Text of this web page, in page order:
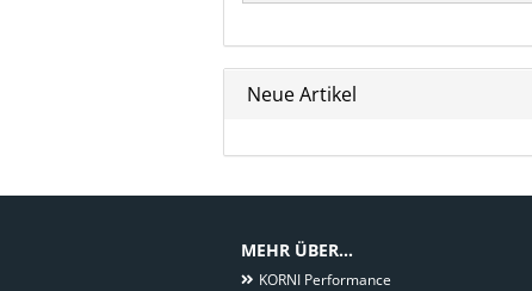
Neue Artikel
MEHR ÜBER...
KORNI Performance